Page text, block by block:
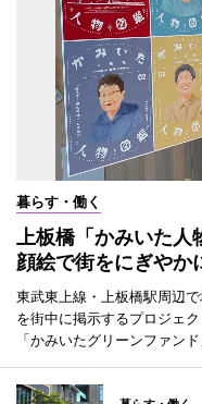
暮らす・働く
上板橋「かみいた
顔絵で街をにぎやか
東武東上線・上板橋駅周辺
を街中に掲示するプロジェ
「かみいたグリーンファン